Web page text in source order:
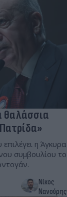
θαλάσσια
η Άγκυρα
συμβουλίου το
Νίκος
Νανούρης